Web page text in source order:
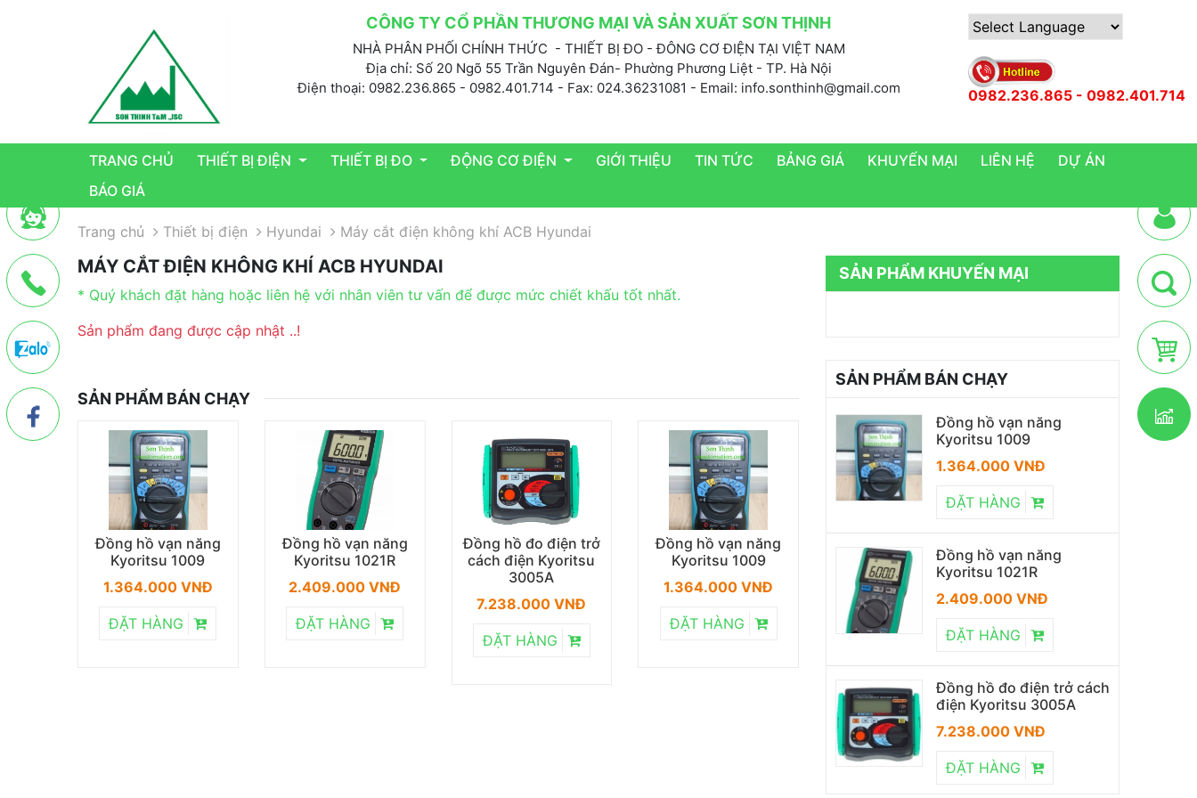
CÔNG TY CỔ PHẦN THƯƠNG MẠI VÀ SẢN XUẤT SƠN THỊNH
NHÀ PHÂN PHỐI CHÍNH THỨC - THIẾT BỊ ĐO - ĐÔNG CƠ ĐIỆN TẠI VIỆT NAM
Địa chỉ: Số 20 Ngõ 55 Trần Nguyên Đán- Phường Phương Liệt - TP. Hà Nội
Điện thoại: 0982.236.865 - 0982.401.714 - Fax: 024.36231081 - Email: info.sonthinh@gmail.com
0982.236.865 - 0982.401.714
TRANG CHỦ THIẾT BỊ ĐIỆN THIẾT BỊ ĐO ĐỘNG CƠ ĐIỆN GIỚI THIỆU TIN TỨC BẢNG GIÁ KHUYẾN MẠI LIÊN HỆ
DỰ ÁN
BÁO GIÁ
Trang chủ Thiết bị điện Hyundai Máy cắt điện không khí ACB Hyundai
MÁY CẮT ĐIỆN KHÔNG KHÍ ACB HYUNDAI
* Quý khách đặt hàng hoặc liên hệ với nhân viên tư vấn để được mức chiết khấu tốt nhất.
Sản phẩm đang được cập nhật ..!
SẢN PHẨM BÁN CHẠY
Đồng hồ vạn năng
Kyoritsu 1009
1.364.000 VNĐ
ĐẶT HÀNG
Đồng hồ vạn năng
Kyoritsu 1021R
2.409.000 VNĐ
ĐẶT HÀNG
Đồng hồ đo điện trở
cách điện Kyoritsu
3005A
7.238.000 VNĐ
ĐẶT HÀNG
Đồng hồ vạn năng
Kyoritsu 1009
1.364.000 VNĐ
ĐẶT HÀNG
Kyoritsu 1021R
2.409.000 VNĐ
ĐẶT HÀNG
cách điện Kyoritsu
7.238.000 VNĐ
ĐẶT HÀNG
SẢN PHẨM KHUYẾN MẠI
SẢN PHẨM BÁN CHẠY
Đồng hồ vạn năng
Kyoritsu 1009
1.364.000 VNĐ
ĐẶT HÀNG
Đồng hồ vạn năng
Kyoritsu 1021R
2.409.000 VNĐ
ĐẶT HÀNG
Đồng hồ đo điện trở cách
điện Kyoritsu 3005A
7.238.000 VNĐ
ĐẶT HÀNG